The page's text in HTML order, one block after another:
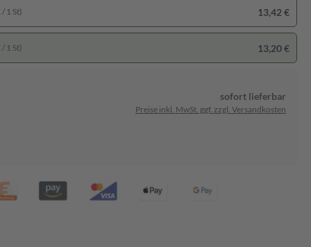
1 St) 13,42 €
1 St) 13,20 €
sofort lieferbar
Preise inkl. MwSt. ggf. zzgl. Versandkosten